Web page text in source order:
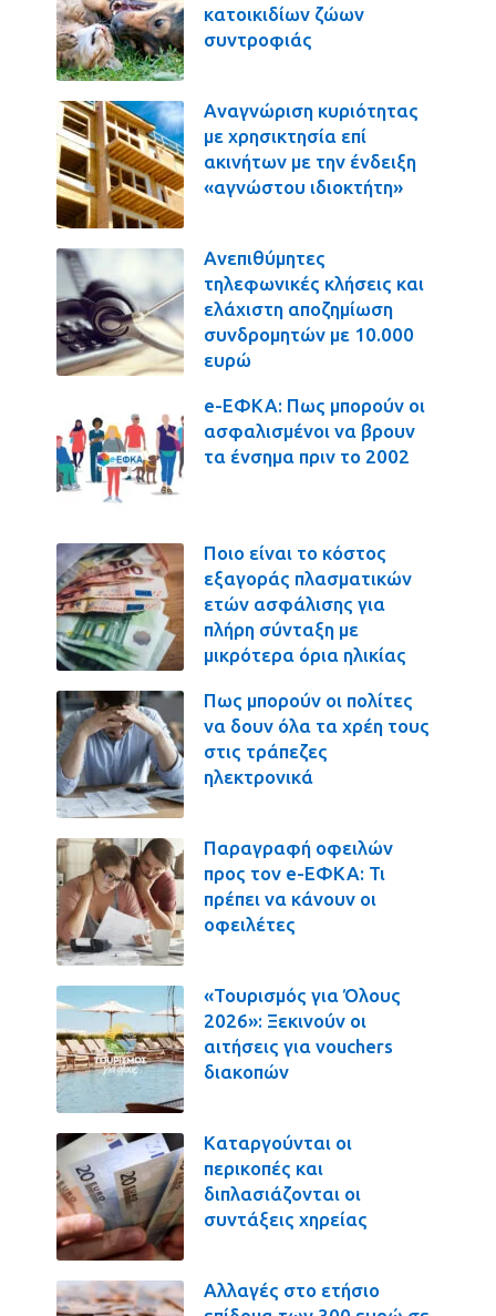
κατοικιδίων ζώων
συντροφιάς
Αναγνώριση κυριότητας
με χρησικτησία επί
ακινήτων με την ένδειξη
«αγνώστου ιδιοκτήτη»
Ανεπιθύμητες
τηλεφωνικές κλήσεις και
ελάχιστη αποζημίωση
συνδρομητών με 10.000
ευρώ
e-ΕΦΚΑ: Πως μπορούν οι
ασφαλισμένοι να βρουν
τα ένσημα πριν το 2002
Ποιο είναι το κόστος
εξαγοράς πλασματικών
ετών ασφάλισης για
πλήρη σύνταξη με
μικρότερα όρια ηλικίας
Πως μπορούν οι πολίτες
να δουν όλα τα χρέη τους
στις τράπεζες
ηλεκτρονικά
Παραγραφή οφειλών
προς τον e-ΕΦΚΑ: Τι
πρέπει να κάνουν οι
οφειλέτες
«Τουρισμός για Όλους
2026»: Ξεκινούν οι
αιτήσεις για vouchers
διακοπών
Καταργούνται οι
περικοπές και
διπλασιάζονται οι
συντάξεις χηρείας
Αλλαγές στο ετήσιο